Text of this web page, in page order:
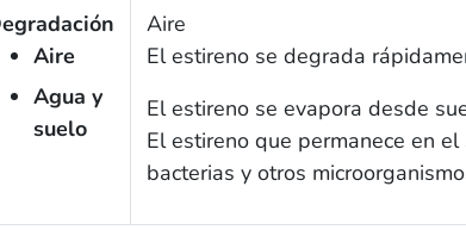
Aire
Agua y
suelo
Aire
El estireno se degrada
El estireno se evapora desde
El estireno que permanece en
bacterias y otros